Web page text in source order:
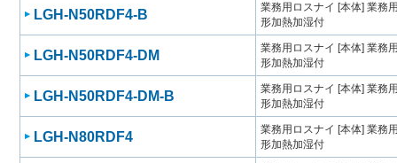
LGH-N50RDF4-B
業務用ロスナイ [本体] 業
形加熱加湿付
LGH-N50RDF4-DM
業務用ロスナイ [本体] 業
形加熱加湿付
LGH-N50RDF4-DM-B
業務用ロスナイ [本体] 業
形加熱加湿付
LGH-N80RDF4
業務用ロスナイ [本体] 業
形加熱加湿付